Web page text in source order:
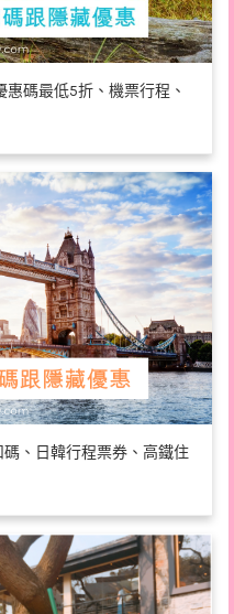
碼最低5折、機票行程、
、日韓行程票券、高鐵住